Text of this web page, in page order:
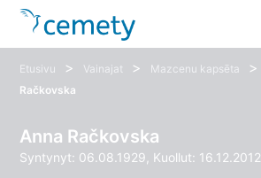
Etusivu > Vainajat > Mazcenu kapsēta >
Račkovska
Anna Račkovska
Syntynyt: 06.08.1929, Kuollut: 16.12.2012